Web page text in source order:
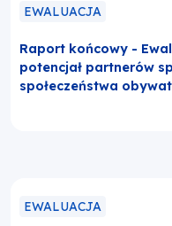
EWALUACJA
Raport końcowy -
potencjał partnerów
społeczeństwa
EWALUACJA